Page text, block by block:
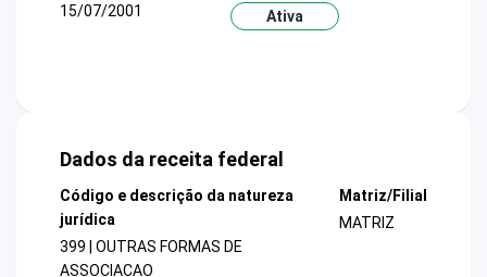
15/07/2001
Ativa
Dados da receita federal
Código e descrição da natureza
jurídica
399 | OUTRAS FORMAS DE
ASSOCIACAO
Matriz/Filial
MATRIZ